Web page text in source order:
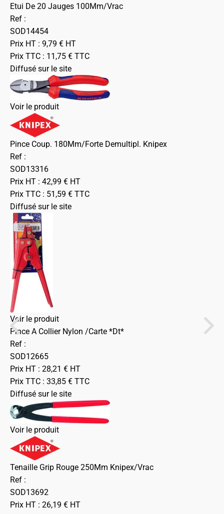
Etui De 20 Jauges 100Mm/Vrac
Ref :
SOD14454
Prix HT : 9,79 € HT
Prix TTC : 11,75 € TTC
Diffusé sur le site
Voir le produit
Pince Coup. 180Mm/Forte Demultipl. Knipex
Ref :
SOD13316
Prix HT : 42,99 € HT
Prix TTC : 51,59 € TTC
Diffusé sur le site
Voir le produit
Pince A Collier Nylon /Carte *Dt*
Ref :
SOD12665
Prix HT : 28,21 € HT
Prix TTC : 33,85 € TTC
Diffusé sur le site
Voir le produit
Tenaille Grip Rouge 250Mm Knipex/Vrac
Ref :
SOD13692
Prix HT : 26,19 € HT